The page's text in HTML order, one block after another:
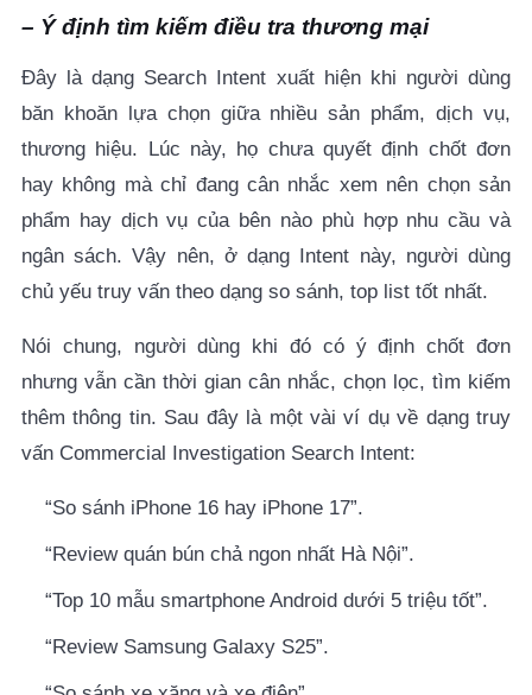
– Ý định tìm kiếm điều tra thương mại
Đây là dạng Search Intent xuất hiện khi người dùng
băn khoăn lựa chọn giữa nhiều sản phẩm, dịch vụ,
thương hiệu. Lúc này, họ chưa quyết định chốt đơn
hay không mà chỉ đang cân nhắc xem nên chọn sản
phẩm hay dịch vụ của bên nào phù hợp nhu cầu và
ngân sách. Vậy nên, ở dạng Intent này, người dùng
chủ yếu truy vấn theo dạng so sánh, top list tốt nhất.
Nói chung, người dùng khi đó có ý định chốt đơn
nhưng vẫn cần thời gian cân nhắc, chọn lọc, tìm kiếm
thêm thông tin. Sau đây là một vài ví dụ về dạng truy
vấn Commercial Investigation Search Intent:
“So sánh iPhone 16 hay iPhone 17”.
“Review quán bún chả ngon nhất Hà Nội”.
“Top 10 mẫu smartphone Android dưới 5 triệu tốt”.
“Review Samsung Galaxy S25”.